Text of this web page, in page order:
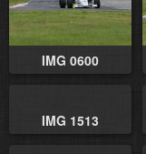
IMG 0600
IMG 1513